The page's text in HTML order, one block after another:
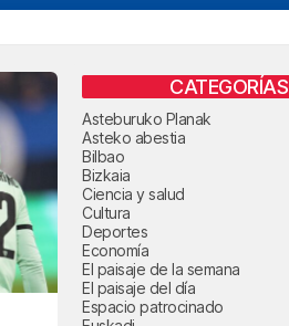
CATEGORÍAS
Asteburuko Planak
Asteko abestia
Bilbao
Bizkaia
Ciencia y salud
Cultura
Deportes
Economía
El paisaje de la semana
El paisaje del día
Espacio patrocinado